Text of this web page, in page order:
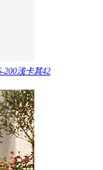
200浅卡其42